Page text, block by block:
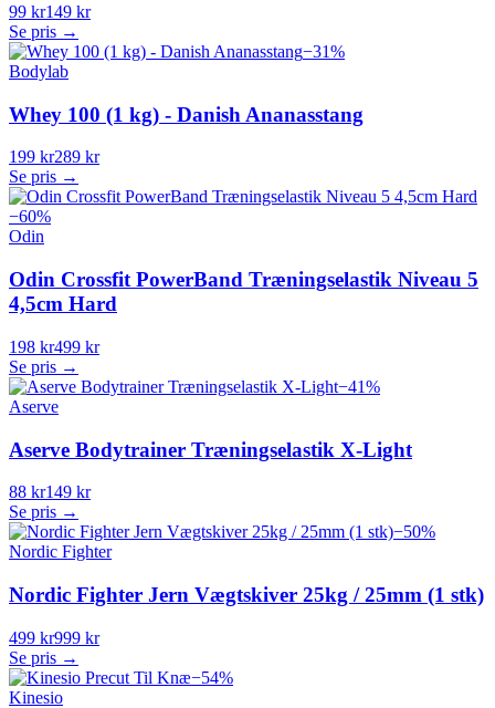
99 kr149 kr
Se pris →
−31%
Bodylab
Whey 100 (1 kg) - Danish Ananasstang
199 kr289 kr
Se pris →
−60%
Odin
Odin Crossfit PowerBand Træningselastik Niveau 5
4,5cm Hard
198 kr499 kr
Se pris →
−41%
Aserve
Aserve Bodytrainer Træningselastik X-Light
88 kr149 kr
Se pris →
−50%
Nordic Fighter
Nordic Fighter Jern Vægtskiver 25kg / 25mm (1 stk)
499 kr999 kr
Se pris →
−54%
Kinesio